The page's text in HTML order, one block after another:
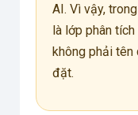
AI. Vì vậy,
là lớp phân
không phải tên
đặt.